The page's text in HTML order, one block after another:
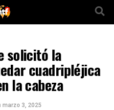
solicitó la
cuadripléjica
la cabeza
marzo 3, 2025